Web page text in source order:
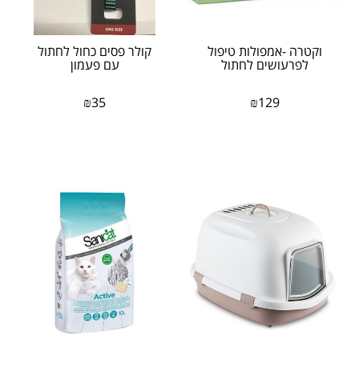
וקטרה -אמפולות טיפול
לפרעושים לחתול
₪129
קולר פסים כחול לחתול
עם פעמון
₪35